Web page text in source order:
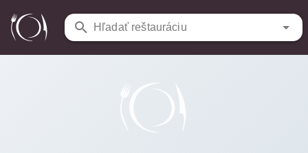
Hľadať reštauráciu
Reštaurácie / FajneJedlo Tower